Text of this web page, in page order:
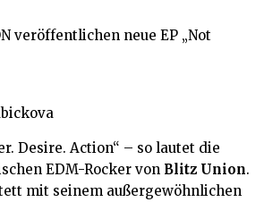
Desire. Action“ – so lautet die
EDM-Rocker von Blitz Union.
mit seinem außergewöhnlichen